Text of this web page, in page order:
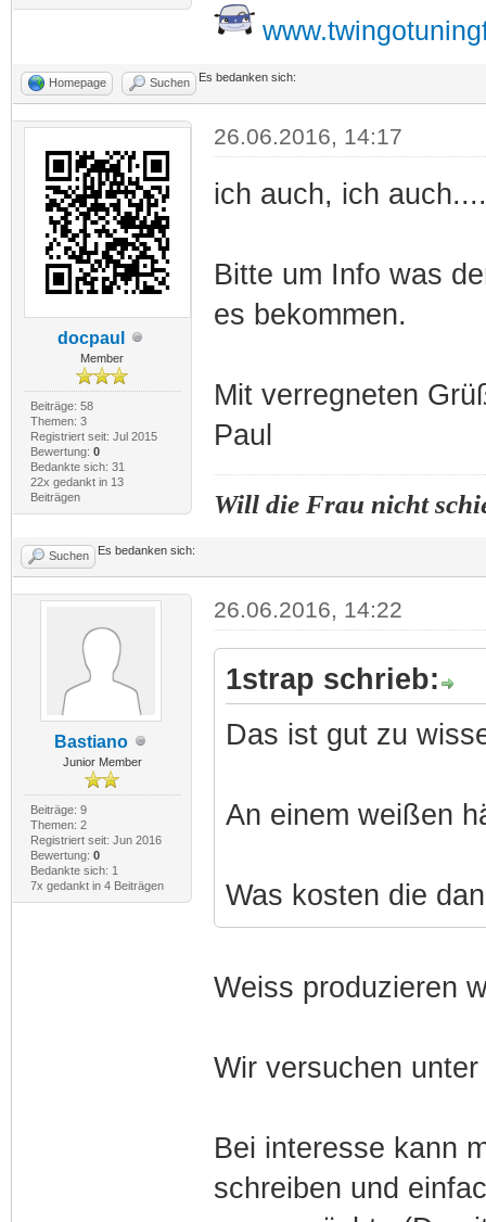
Homepage Suchen Es bedanken sich:
docpaul
Member
Beiträge: 58
Themen: 3
Registriert seit: Jul 2015
Bewertung: 0
Bedankte sich: 31
22x gedankt in 13
Beiträgen
26.06.2016, 14:17
ich auch, ich auch....
Bitte um Info was
es bekommen.
Mit verregneten
Paul
Will die Frau nicht
Suchen Es bedanken sich:
Bastiano
Junior Member
Beiträge: 9
Themen: 2
Registriert seit: Jun 2016
Bewertung: 0
Bedankte sich: 1
7x gedankt in 4 Beiträgen
26.06.2016, 14:22
1strap schrieb:
Das ist gut zu
An einem weißen
Was kosten die
Weiss produzieren
Wir versuchen
Bei interesse kann
schreiben und